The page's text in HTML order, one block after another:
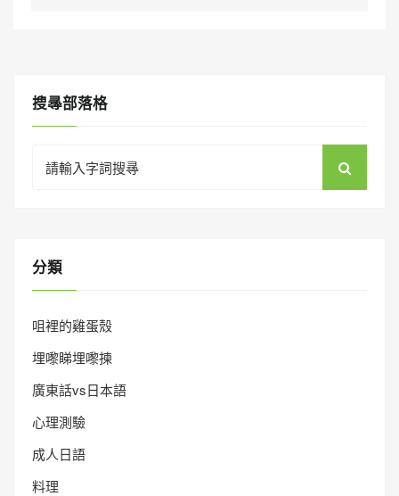
搜㝷部落格
for:
分類
咀裡的雞蛋殼
埋嚟睇埋嚟揀
廣東話vs日本語
心理測驗
成人日語
料理